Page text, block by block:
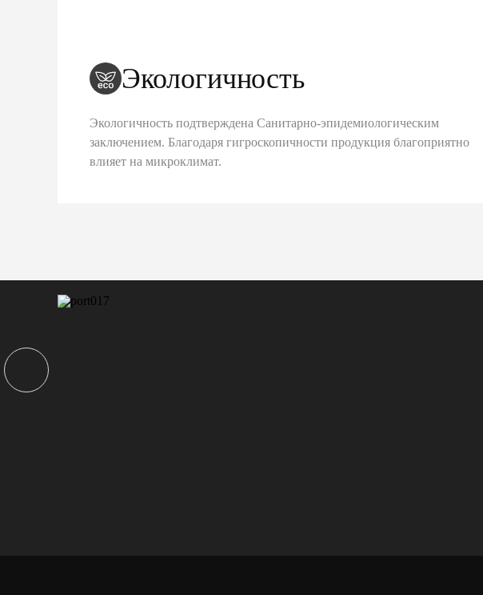
Экологичность
Экологичность подтверждена Санитарно-эпидемиологическим
заключением. Благодаря гигроскопичности продукция благоприятно
влияет на микроклимат.